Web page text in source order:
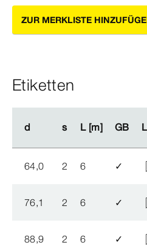
ZUR MERKLISTE
Etiketten
d s L [m] GB
d s L [m] GB
64,0 2 6 ✓
76,1 2 6 ✓
88,9 2 6 ✓